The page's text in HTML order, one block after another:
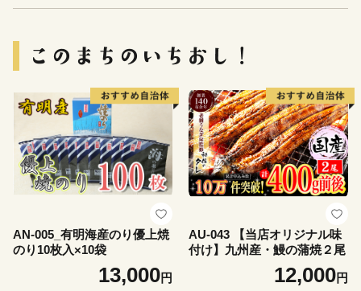
AN-005_有明海産のり優上焼
のり10枚入×10袋
13,000円
AU-043 【当店オリジナル味
付け】九州産・鰻の蒲焼２尾
12,000円